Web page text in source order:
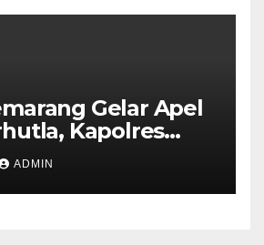
Gelar Apel
Kapolres
Sinergi dan
Hadapi Musim
ADMIN